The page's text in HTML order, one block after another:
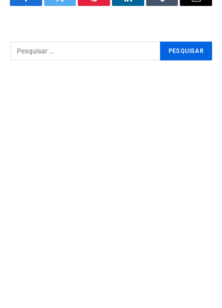
FacebookTwitter Pinterest LinkedInTumblr Email